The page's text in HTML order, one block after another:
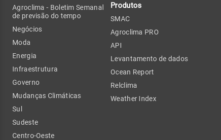
Agroclima - Boletim Semanal
de previsão do tempo
Negócios
Moda
Energia
Infraestrutura
Governo
Mudanças Climáticas
Sul
Sudeste
Centro-Oeste
Produtos
SMAC
Agroclima PRO
API
Levantamento de dados
Ocean Report
Relclima
Weather Index